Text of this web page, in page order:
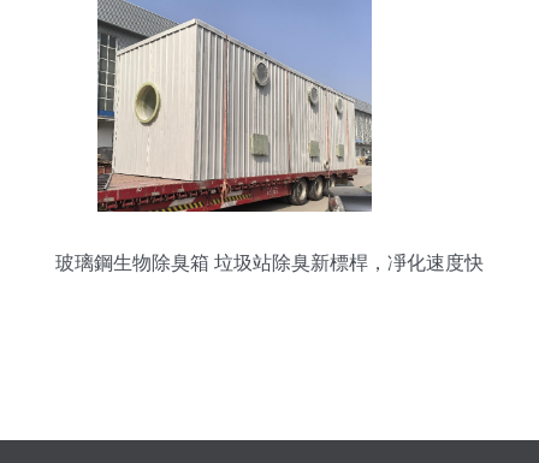
玻璃鋼生物除臭箱 垃圾站除臭新標桿，凈化速度快